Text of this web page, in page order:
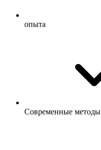
опыта
Современные методы